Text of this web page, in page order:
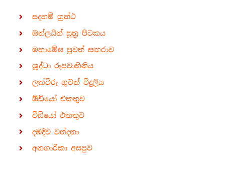
සදහම් ග්‍රන්ථ
ඔන්ලයින් සූත්‍ර පිටකය
මහාමේඝ පුවත් සඟරාව
ශ්‍රද්ධා රූපවාහිනිය
ලක්විරු ගුවන් විදුලිය
ඕඩියෝ එකතුව
වීඩියෝ එකතුව
දඹදිව වන්දනා
අනගාරිකා අසපුව